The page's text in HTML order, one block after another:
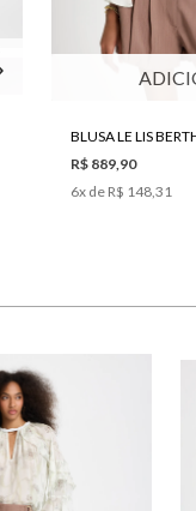
BLUSA LE LIS
R$ 889,90
6x de R$ 148,31